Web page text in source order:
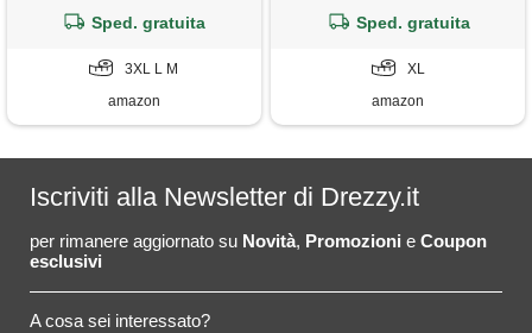
interno rimovibile(blu navy,
Sped. gratuita
3XL L M
amazon
giacca peacoat outwear(blu
Sped. gratuita
XL
amazon
Iscriviti alla Newsletter di Drezzy.it
per rimanere aggiornato su Novità, Promozioni e Coupon
esclusivi
A cosa sei interessato?